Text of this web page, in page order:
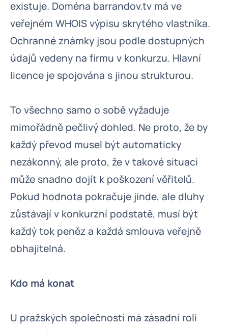
existuje. Doména barrandov.tv má ve
veřejném WHOIS výpisu skrytého vlastníka.
Ochranné známky jsou podle dostupných
údajů vedeny na firmu v konkurzu. Hlavní
licence je spojována s jinou strukturou.
To všechno samo o sobě vyžaduje
mimořádně pečlivý dohled. Ne proto, že by
každý převod musel být automaticky
nezákonný, ale proto, že v takové situaci
může snadno dojít k poškození věřitelů.
Pokud hodnota pokračuje jinde, ale dluhy
zůstávají v konkurzní podstatě, musí být
každý tok peněz a každá smlouva veřejně
obhajitelná.
Kdo má konat
U pražských společností má zásadní roli